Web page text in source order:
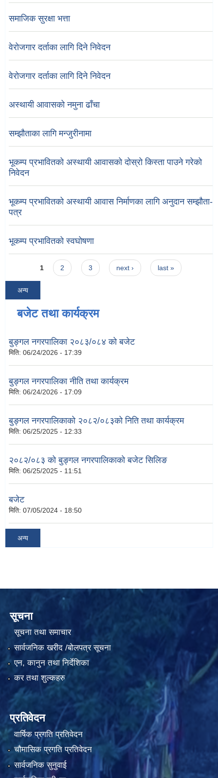
समाजिक सुरक्षा भत्ता
वेरोजगार दर्ताका लागि दिने निवेदन
वेरोजगार दर्ताका लागि दिने निवेदन
अस्थायी आवासको नमुना ढाँचा
सम्झौताका लागि मन्जुरीनामा
भूकम्प प्रभावितको अस्थायी आवासको दोस्रो किस्ता पाउने गरेको
निवेदन
भूकम्प प्रभावितको अस्थायी आवास निर्माणका लागि अनुदान सम्झौता-
पत्र
भूकम्प प्रभावितको स्वघोषणा
Pages
1 2 3 next › last »
अन्य
बजेट तथा कार्यक्रम
बुङ्गल नगरपालिका २०८३/०८४ को बजेट
मिति: 06/24/2026 - 17:39
बुङ्गल नगरपालिका नीति तथा कार्यक्रम
मिति: 06/24/2026 - 17:09
बुङ्गल नगरपालिकाको २०८२/०८३को निति तथा कार्यक्रम
मिति: 06/25/2025 - 12:33
२०८२/०८३ को बुङ्गल नगरपालिकाको बजेट सिलिङ
मिति: 06/25/2025 - 11:51
बजेट
मिति: 07/05/2024 - 18:50
अन्य
सूचना
सूचना तथा समाचार
सार्वजनिक खरीद /बोलपत्र सूचना
एन, कानुन तथा निर्देशिका
कर तथा शुल्कहरु
प्रतिवेदन
वार्षिक प्रगति प्रतिवेदन
चौमासिक प्रगति प्रतिवेदन
सार्वजनिक सुनुवाई